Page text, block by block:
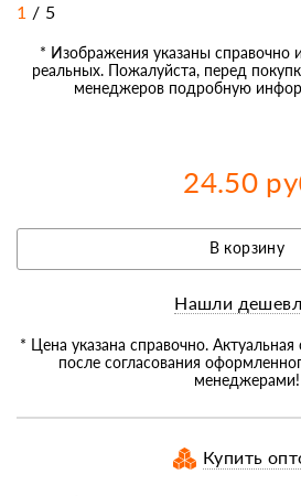
1 / 5
* Изображения указаны справочно
реальных. Пожалуйста, перед
менеджеров подробную
24.50
В корзину
Нашли
* Цена указана справочно.
после согласования
менеджерами!
Купить